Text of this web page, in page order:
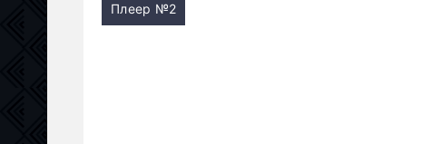
Плеер №2